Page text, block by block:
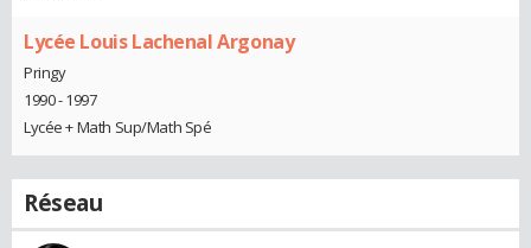
Lycée Louis Lachenal Argonay
Pringy
1990 - 1997
Lycée + Math Sup/Math Spé
Réseau